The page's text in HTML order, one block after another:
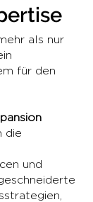
als nur
für den
die
und